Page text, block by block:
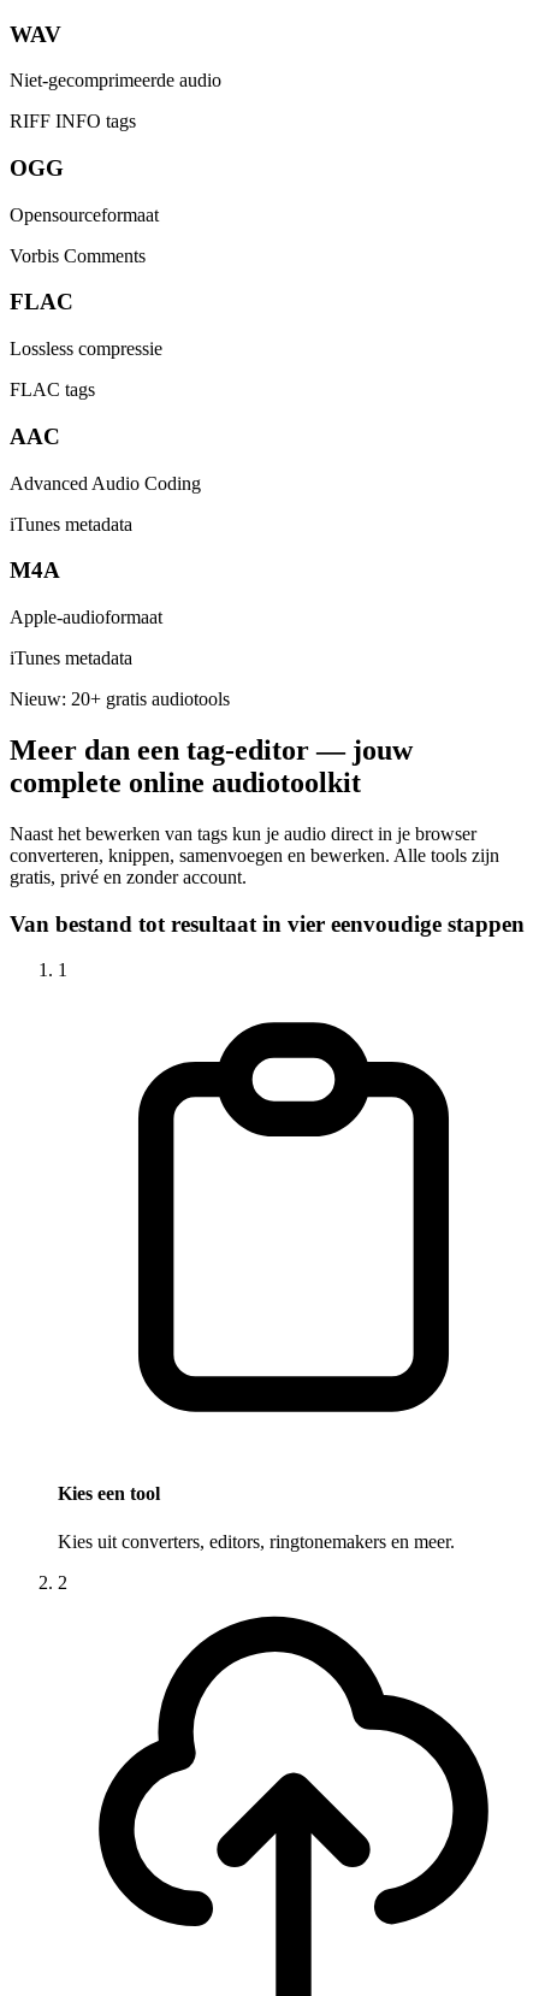
WAV
Niet-gecomprimeerde audio
RIFF INFO tags
OGG
Opensourceformaat
Vorbis Comments
FLAC
Lossless compressie
FLAC tags
AAC
Advanced Audio Coding
iTunes metadata
M4A
Apple-audioformaat
iTunes metadata
Nieuw: 20+ gratis audiotools
Meer dan een tag-editor — jouw
complete online audiotoolkit
Naast het bewerken van tags kun je audio direct in je browser
converteren, knippen, samenvoegen en bewerken. Alle tools zijn
gratis, privé en zonder account.
Van bestand tot resultaat in vier eenvoudige stappen
1
Kies een tool
Kies uit converters, editors, ringtonemakers en meer.
2